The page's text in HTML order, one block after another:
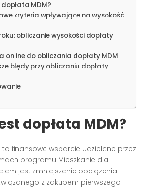
MDM?
kryteria wpływające na wysokość
obliczanie wysokości dopłaty
online do obliczania dopłaty MDM
błędy przy obliczaniu dopłaty
dopłata MDM?
to finansowe wsparcie udzielane przez
programu Mieszkanie dla
jest zmniejszenie obciążenia
z zakupem pierwszego